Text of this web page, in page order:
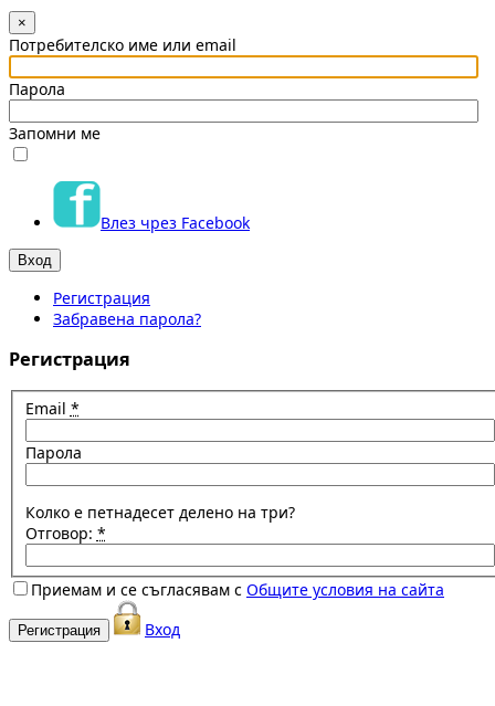
×
Потребителско име или email
Парола
Запомни ме
Влез чрез Facebook
Регистрация
Забравена парола?
Регистрация
Email *
Парола
Колко е петнадесет делено на три?
Отговор: *
Приемам и се съгласявам с Общите условия на сайта
Вход